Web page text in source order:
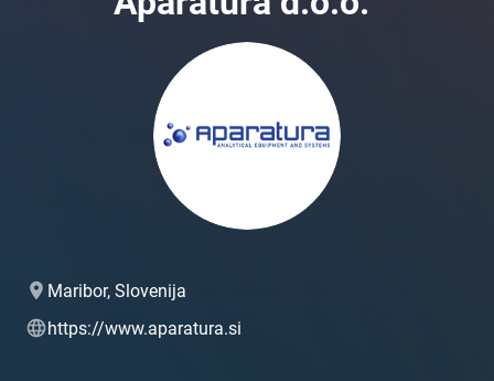
Maribor, Slovenija
https://www.aparatura.si